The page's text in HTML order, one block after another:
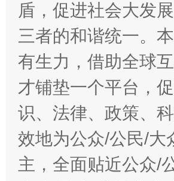
盾，促进社会大发
三者的和谐统一。
有生力，借助全球
才铺垫一个平台，
识、法律、政策、
效地为公众/公民/大
主，全面贴近公众/